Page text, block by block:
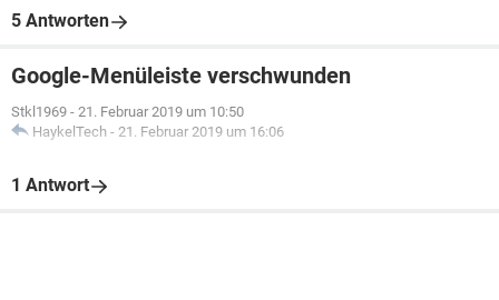
5 Antworten
Google-Menüleiste verschwunden
Stkl1969 - 21. Februar 2019 um 10:50
HaykelTech - 21. Februar 2019 um 16:06
1 Antwort